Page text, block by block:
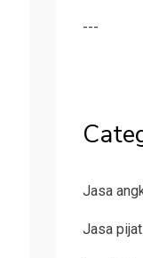
---
Jasa
Jasa pijat